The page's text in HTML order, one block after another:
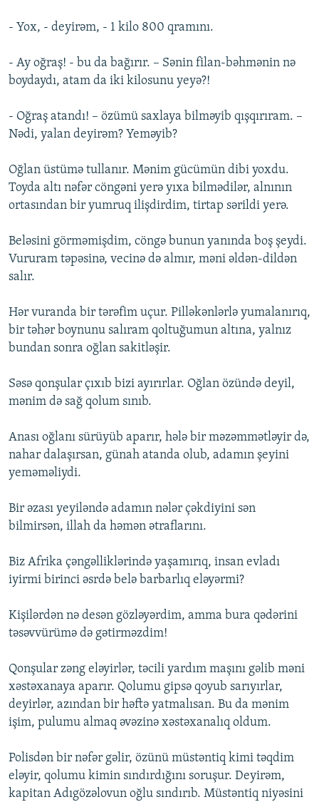
- Yox, - deyirəm, - 1 kilo 800 qramını.
- Ay oğraş! - bu da bağırır. – Sənin filan-bəhmənin nə
boydaydı, atam da iki kilosunu yeyə?!
- Oğraş atandı! – özümü saxlaya bilməyib qışqırıram. –
Nədi, yalan deyirəm? Yeməyib?
Oğlan üstümə tullanır. Mənim gücümün dibi yoxdu.
Toyda altı nəfər cöngəni yerə yıxa bilmədilər, alnının
ortasından bir yumruq ilişdirdim, tirtap sərildi yerə.
Beləsini görməmişdim, cöngə bunun yanında boş şeydi.
Vururam təpəsinə, vecinə də almır, məni əldən-dildən
salır.
Hər vuranda bir tərəfim uçur. Pilləkənlərlə yumalanırıq,
bir təhər boynunu salıram qoltuğumun altına, yalnız
bundan sonra oğlan sakitləşir.
Səsə qonşular çıxıb bizi ayırırlar. Oğlan özündə deyil,
mənim də sağ qolum sınıb.
Anası oğlanı sürüyüb aparır, hələ bir məzəmmətləyir də,
nahar dalaşırsan, günah atanda olub, adamın şeyini
yeməməliydi.
Bir əzası yeyiləndə adamın nələr çəkdiyini sən
bilmirsən, illah da həmən ətraflarını.
Biz Afrika çəngəlliklərində yaşamırıq, insan evladı
iyirmi birinci əsrdə belə barbarlıq eləyərmi?
Kişilərdən nə desən gözləyərdim, amma bura qədərini
təsəvvürümə də gətirməzdim!
Qonşular zəng eləyirlər, təcili yardım maşını gəlib məni
xəstəxanaya aparır. Qolumu gipsə qoyub sarıyırlar,
deyirlər, azından bir həftə yatmalısan. Bu da mənim
işim, pulumu almaq əvəzinə xəstəxanalıq oldum.
Polisdən bir nəfər gəlir, özünü müstəntiq kimi təqdim
eləyir, qolumu kimin sındırdığını soruşur. Deyirəm,
kapitan Adıgözəlovun oğlu sındırıb. Müstəntiq niyəsini